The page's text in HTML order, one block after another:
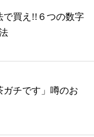
で買え!!６つの数字
ガチです」噂のお